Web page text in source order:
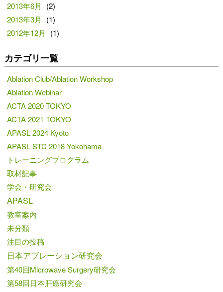
2013年6月
(2)
2013年3月
(1)
2012年12月
(1)
カテゴリ一覧
Ablation Club/Ablation Workshop
Ablation Webinar
ACTA 2020 TOKYO
ACTA 2021 TOKYO
APASL 2024 Kyoto
APASL STC 2018 Yokohama
トレーニングプログラム
取材記事
学会・研究会
APASL
教室案内
未分類
注目の投稿
日本アブレーション研究会
第40回Microwave Surgery研究会
第58回日本肝癌研究会